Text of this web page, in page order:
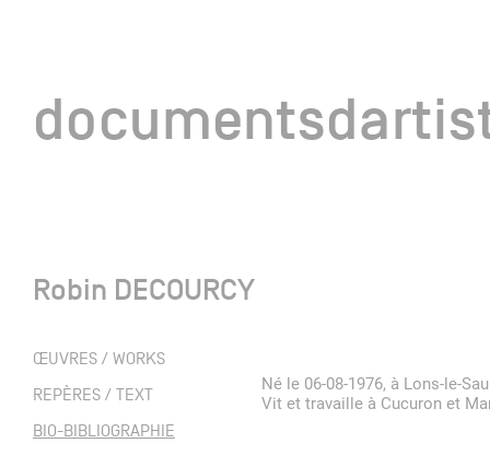
Mission
Robin DECOURCY
ŒUVRES / WORKS
REPÈRES / TEXT
BIO-BIBLIOGRAPHIE
Né le 06-08-1976, à Lons-le-
Vit et travaille à Cucuron et